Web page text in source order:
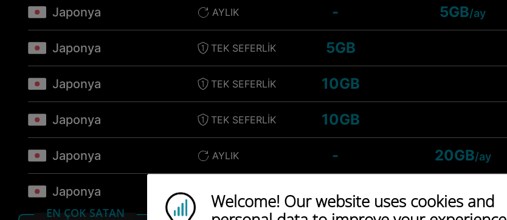
Ubigi logo
Welcome! Our website uses cookies and
Japonya AYLIK - 5GB/ay
Japonya TEK SEFERLIK 5GB
Japonya TEK SEFERLIK 10GB
Japonya TEK SEFERLIK 10GB
Japonya AYLIK - 20GB/ay
Japonya TEK SEFERLIK Sınırsız
EN ÇOK SATAN